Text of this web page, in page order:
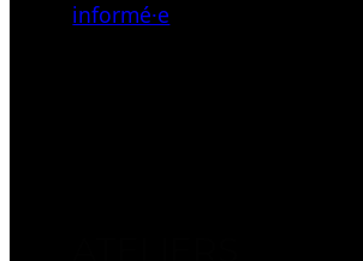
informé·e